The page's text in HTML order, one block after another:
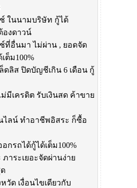
ในนามบริษัท กู้ได้
องดาวน์
ที่อื่นมา ไม่ผ่าน , ยอดจัด
ต็ม100%
ลิส ปิดบัญชีเกิน 6 เดือน กู้
มีเครดิต รับเงินสด ค้าขาย
ไลน์ ทำอาชีพอิสระ ก็ซื้อ
กรถได้กู้ได้เต็ม100%
าระเยอะจัดผ่านง่าย
วัด เงื่อนไขเดียวกับ